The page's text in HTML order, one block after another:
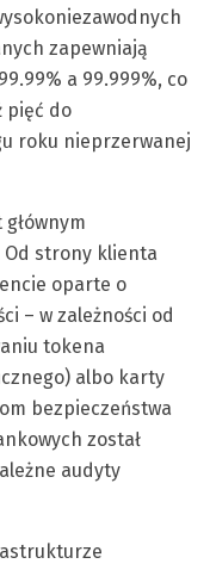
zapewniają
a 99.999%, co
pięć do
roku nieprzerwanej
Od strony klienta
oparte o
– w zależności od
tokena
albo karty
bezpieczeństwa
został
audyty